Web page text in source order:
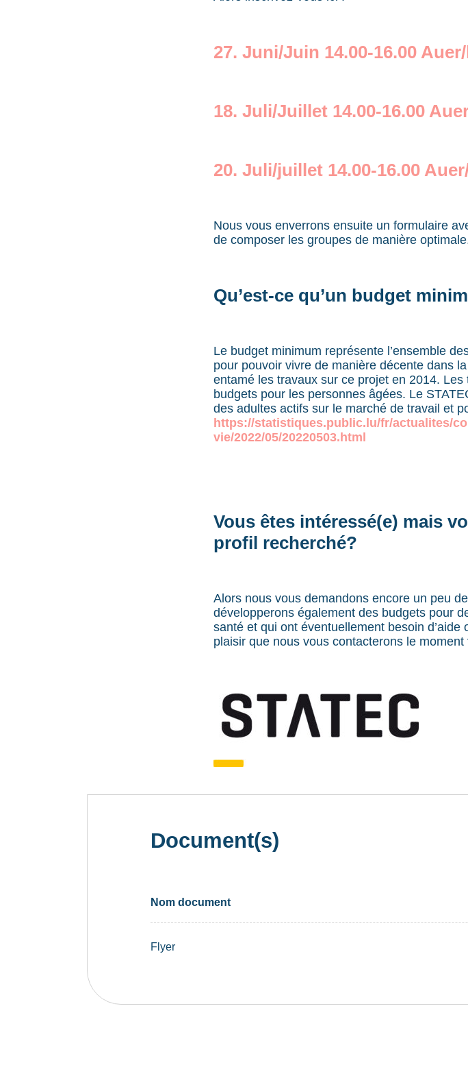
27. Juni/Juin 14.00-16.00
18. Juli/Juillet 14.00-16.00
20. Juli/juillet 14.00-16.00
Nous vous enverrons ensuite un formulaire
de composer les groupes de manière
Qu’est-ce qu’un budget
Le budget minimum représente l’ensemble
pour pouvoir vivre de manière décente dans
entamé les travaux sur ce projet en 2014.
budgets pour les personnes âgées. Le
des adultes actifs sur le marché de travail et
https://statistiques.public.lu/fr/actualites/
vie/2022/05/20220503.html
Vous êtes intéressé(e) mais
profil recherché?
Alors nous vous demandons encore un peu
développerons également des budgets pour
santé et qui ont éventuellement besoin d’aide
plaisir que nous vous contacterons le moment
Document(s)
Nom document
Flyer